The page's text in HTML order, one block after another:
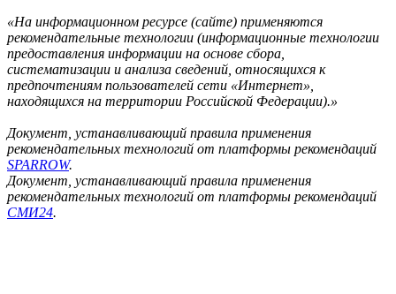
«На информационном ресурсе (сайте) применяются
рекомендательные технологии (информационные технологии
предоставления информации на основе сбора,
систематизации и анализа сведений, относящихся к
предпочтениям пользователей сети «Интернет»,
находящихся на территории Российской Федерации).»
Документ, устанавливающий правила применения
рекомендательных технологий от платформы рекомендаций
SPARROW.
Документ, устанавливающий правила применения
рекомендательных технологий от платформы рекомендаций
СМИ24.